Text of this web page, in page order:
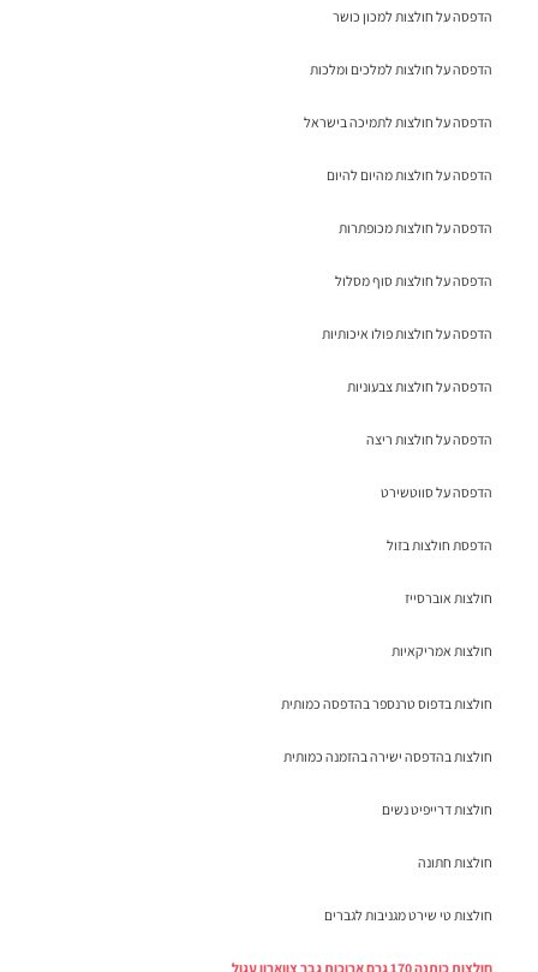
הדפסה על חולצות למכון כושר
הדפסה על חולצות למלכים ומלכות
הדפסה על חולצות לתמיכה בישראל
הדפסה על חולצות מהיום להיום
הדפסה על חולצות מכופתרות
הדפסה על חולצות סוף מסלול
הדפסה על חולצות פולו איכותיות
הדפסה על חולצות צבעוניות
הדפסה על חולצות ריצה
הדפסה על סווטשירט
הדפסת חולצות בזול
חולצות אוברסייז
חולצות אמריקאיות
חולצות בדפוס טרנספר בהדפסה כמותית
חולצות בהדפסה ישירה בהזמנה כמותית
חולצות דרייפיט נשים
חולצות חתונה
חולצות טי שירט מגניבות לגברים
חולצות כותנה 170 גרם ארוכות גבר צווארון עגול